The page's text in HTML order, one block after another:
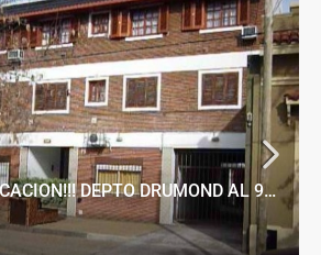
EXCELENTE UBICACION!!! DEPTO DRUMOND AL 900